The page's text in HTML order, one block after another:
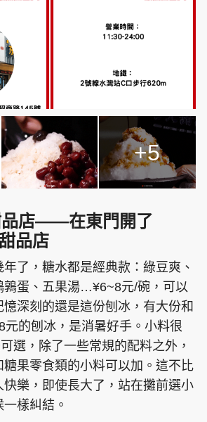
+5
品店——在東門開了
品店
了，糖水都是經典款：綠豆爽、
鶉蛋、五果湯…¥6~8元/碗，可以
深刻的還是這份刨冰，有大份和
元的刨冰，是消暑好手。小料很
選，除了一些常規的配料之外，
糖果零食類的小料可以加。這不比
快樂，即使長大了，站在攤前選小
樣糾結。